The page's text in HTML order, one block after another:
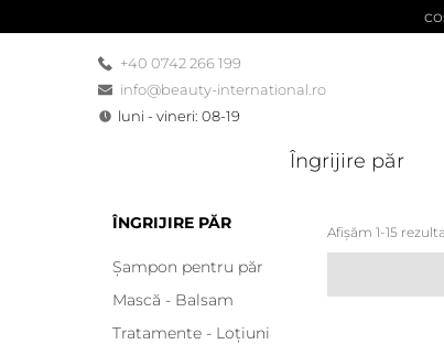
+40 0742 266 199
info@beauty-international.ro
luni - vineri: 08-19
Îngrijire păr
ÎNGRIJIRE PĂR
Șampon pentru păr
Mască - Balsam
Tratamente - Loțiuni
Afișăm 1-15